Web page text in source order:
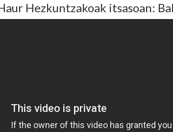
Hezkuntzakoak itsasoan: